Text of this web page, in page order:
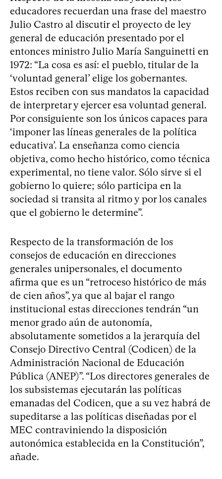
educadores recuerdan una frase del maestro
Julio Castro al discutir el proyecto de ley
general de educación presentado por el
entonces ministro Julio María Sanguinetti en
1972: “La cosa es así: el pueblo, titular de la
‘voluntad general’ elige los gobernantes.
Estos reciben con sus mandatos la capacidad
de interpretar y ejercer esa voluntad general.
Por consiguiente son los únicos capaces para
‘imponer las líneas generales de la política
educativa’. La enseñanza como ciencia
objetiva, como hecho histórico, como técnica
experimental, no tiene valor. Sólo sirve si el
gobierno lo quiere; sólo participa en la
sociedad si transita al ritmo y por los canales
que el gobierno le determine”.
Respecto de la transformación de los
consejos de educación en direcciones
generales unipersonales, el documento
afirma que es un “retroceso histórico de más
de cien años”, ya que al bajar el rango
institucional estas direcciones tendrán “un
menor grado aún de autonomía,
absolutamente sometidos a la jerarquía del
Consejo Directivo Central (Codicen) de la
Administración Nacional de Educación
Pública (ANEP)”. “Los directores generales de
los subsistemas ejecutarán las políticas
emanadas del Codicen, que a su vez habrá de
supeditarse a las políticas diseñadas por el
MEC contraviniendo la disposición
autonómica establecida en la Constitución”,
añade.